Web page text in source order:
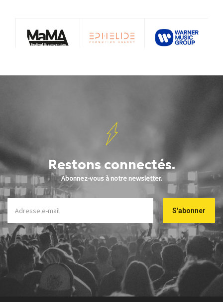
Restons connectés.
Abonnez-vous à notre newsletter.